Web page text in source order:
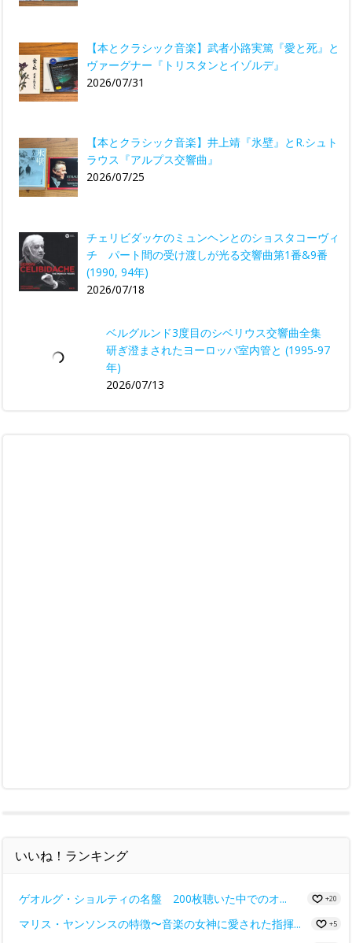
【本とクラシック音楽】武者小路実篤『愛と死』と
ヴァーグナー『トリスタンとイゾルデ』
2026/07/31
【本とクラシック音楽】井上靖『氷壁』とR.シュト
ラウス『アルプス交響曲』
2026/07/25
チェリビダッケのミュンヘンとのショスタコーヴィ
チ パート間の受け渡しが光る交響曲第1番&9番
(1990, 94年)
2026/07/18
ベルグルンド3度目のシベリウス交響曲全集
研ぎ澄まされたヨーロッパ室内管と (1995-97
年)
2026/07/13
いいね！ランキング
ゲオルグ・ショルティの名盤 200枚聴いた中でのオ... +20
マリス・ヤンソンスの特徴〜音楽の女神に愛された指揮... +5